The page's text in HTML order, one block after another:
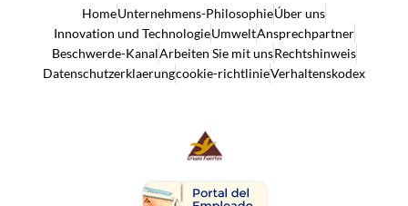
HomeUnternehmens-PhilosophieÚber uns
Innovation und TechnologieUmweltAnsprechpartner
Beschwerde-KanalArbeiten Sie mit unsRechtshinweis
Datenschutzerklaerungcookie-richtlinieVerhaltenskodex